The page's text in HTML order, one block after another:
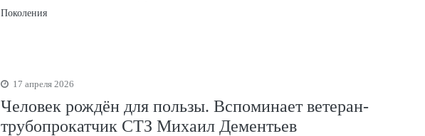
Поколения
17 апреля 2026
Человек рождён для пользы. Вспоминает ветеран-
трубопрокатчик СТЗ Михаил Дементьев